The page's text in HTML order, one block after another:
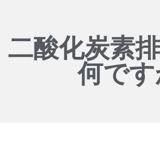
二酸化炭素
何で